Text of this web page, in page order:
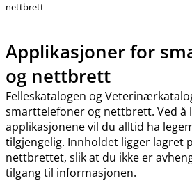
nettbrett
Applikasjoner for
og nettbrett
Felleskatalogen og
smarttelefoner og nettbrett. Ved å
applikasjonene vil du alltid ha
tilgjengelig. Innholdet ligger lagret
nettbrettet, slik at du ikke er
tilgang til informasjonen.